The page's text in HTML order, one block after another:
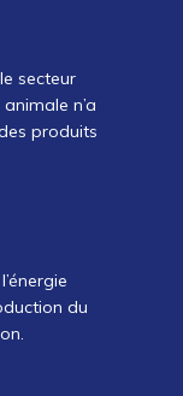
secteur
n’a
produits
du